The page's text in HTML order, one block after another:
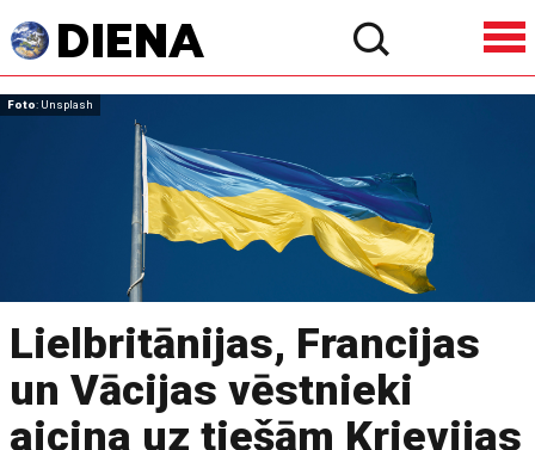
Foto: Unsplash
Lielbritānijas, Francijas
un Vācijas vēstnieki
aicina uz tiešām Krievijas